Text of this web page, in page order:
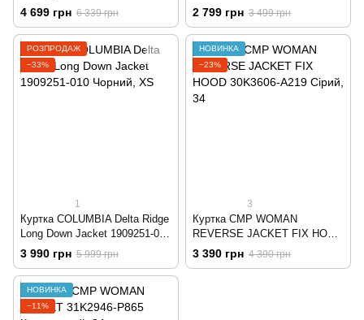
1823071-010 Чорний
4 699 грн 6 339 грн
Чорний
2 799 грн 3 499 грн
РОЗПРОДАЖ
−33%
1
Куртка COLUMBIA Delta Ridge
Long Down Jacket 1909251-010
Чорний
3 990 грн 5 999 грн
НОВИНКА
−23%
3
Куртка CMP WOMAN
REVERSE JACKET FIX HOOD
30K3606-A219 Сірий
3 390 грн 4 390 грн
НОВИНКА
−11%